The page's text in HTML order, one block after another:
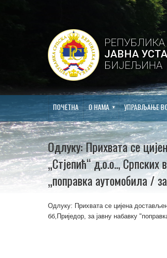
ЈАВНА
БИЈЕЉИНА
ПОЧЕТНА О НАМА УПРАВЉАЊЕ
Одлуку: Прихвата се
„Стјепић“ д.о.о.., Српских
„поправка аутомобила /
Одлуку: Прихвата се цијена
бб,Приједор, за јавну набавку